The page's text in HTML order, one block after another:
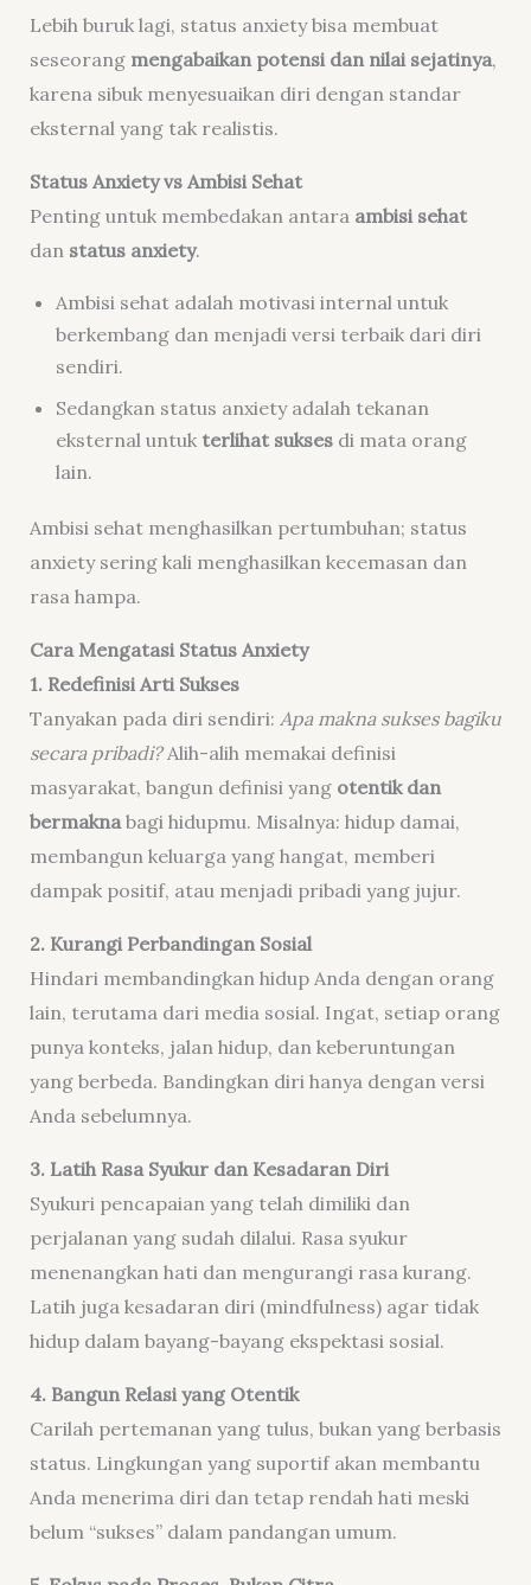
Lebih buruk lagi, status anxiety bisa membuat
seseorang mengabaikan potensi dan nilai sejatinya,
karena sibuk menyesuaikan diri dengan standar
eksternal yang tak realistis.
Status Anxiety vs Ambisi Sehat
Penting untuk membedakan antara ambisi sehat
dan status anxiety.
Ambisi sehat adalah motivasi internal untuk
berkembang dan menjadi versi terbaik dari diri
sendiri.
Sedangkan status anxiety adalah tekanan
eksternal untuk terlihat suksesdi mata orang
lain.
Ambisi sehat menghasilkan pertumbuhan; status
anxiety sering kali menghasilkan kecemasan dan
rasa hampa.
Cara Mengatasi Status Anxiety
1. Redefinisi Arti Sukses
Tanyakan pada diri sendiri: Apa makna sukses bagiku
secara pribadi?Alih-alih memakai definisi
masyarakat, bangun definisi yang otentik dan
bermaknabagi hidupmu. Misalnya: hidup damai,
membangun keluarga yang hangat, memberi
dampak positif, atau menjadi pribadi yang jujur.
2. Kurangi Perbandingan Sosial
Hindari membandingkan hidup Anda dengan orang
lain, terutama dari media sosial. Ingat, setiap orang
punya konteks, jalan hidup, dan keberuntungan
yang berbeda. Bandingkan diri hanya dengan versi
Anda sebelumnya.
3. Latih Rasa Syukur dan Kesadaran Diri
Syukuri pencapaian yang telah dimiliki dan
perjalanan yang sudah dilalui. Rasa syukur
menenangkan hati dan mengurangi rasa kurang.
Latih juga kesadaran diri (mindfulness) agar tidak
hidup dalam bayang-bayang ekspektasi sosial.
4. Bangun Relasi yang Otentik
Carilah pertemanan yang tulus, bukan yang berbasis
status. Lingkungan yang suportif akan membantu
Anda menerima diri dan tetap rendah hati meski
belum “sukses” dalam pandangan umum.